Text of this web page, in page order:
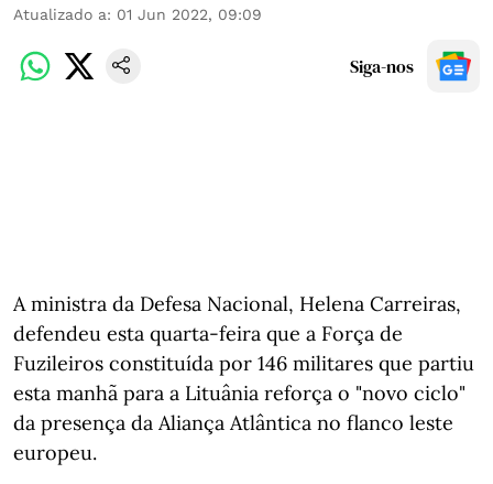
Atualizado a: 01 Jun 2022, 09:09
Siga-nos
A ministra da Defesa Nacional, Helena Carreiras,
defendeu esta quarta-feira que a Força de
Fuzileiros constituída por 146 militares que partiu
esta manhã para a Lituânia reforça o "novo ciclo"
da presença da Aliança Atlântica no flanco leste
europeu.